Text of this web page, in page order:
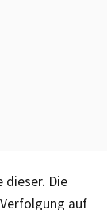
dieser. Die
auf